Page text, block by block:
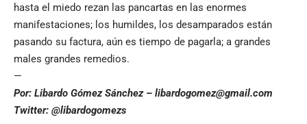
hasta el miedo rezan las pancartas en las enormes
manifestaciones; los humildes, los desamparados están
pasando su factura, aún es tiempo de pagarla; a grandes
males grandes remedios.
—
Por: Libardo Gómez Sánchez – libardogomez@gmail.com
Twitter: @libardogomezs